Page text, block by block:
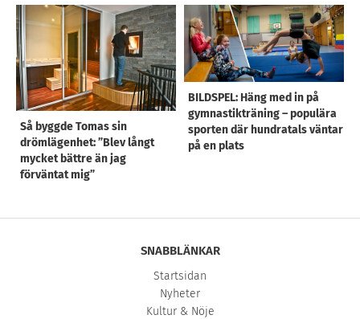
Så byggde Tomas sin
drömlägenhet: ”Blev långt
mycket bättre än jag
förväntat mig”
BILDSPEL: Häng med in på
gymnastikträning – populära
sporten där hundratals väntar
på en plats
SNABBLÄNKAR
Startsidan
Nyheter
Kultur & Nöje